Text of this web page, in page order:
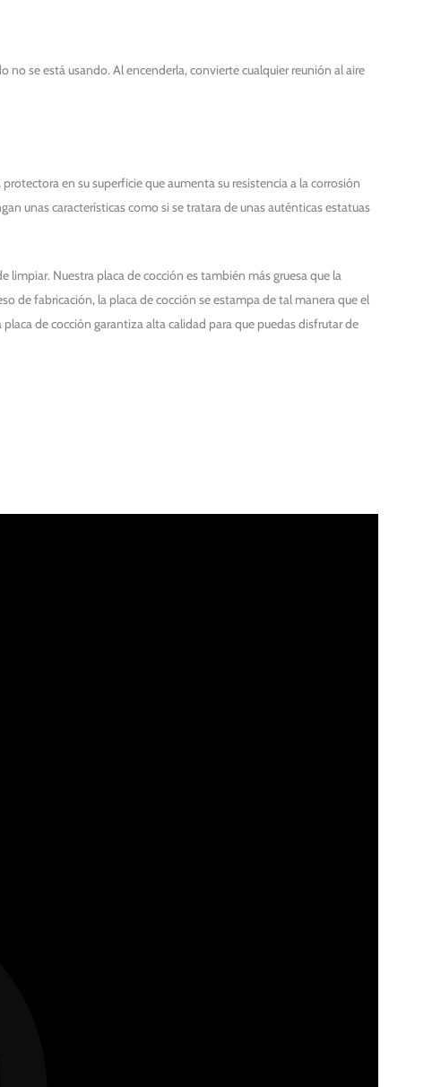
se está usando. Al encenderla, convierte cualquier reunión al aire
en su superficie que aumenta su resistencia a la corrosión
unas características como si se tratara de unas auténticas estatuas
Nuestra placa de cocción es también más gruesa que la
de fabricación, la placa de cocción se estampa de tal manera que el
de cocción garantiza alta calidad para que puedas disfrutar de